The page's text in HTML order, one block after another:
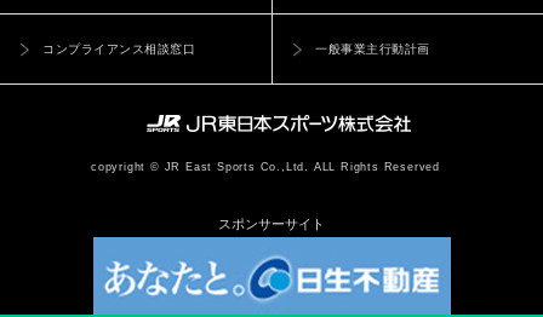
copyright © JR East Sports Co.,Ltd. ALL Rights Reserved
コンプライアンス相談窓口 一般事業主行動計画
スポンサーサイト